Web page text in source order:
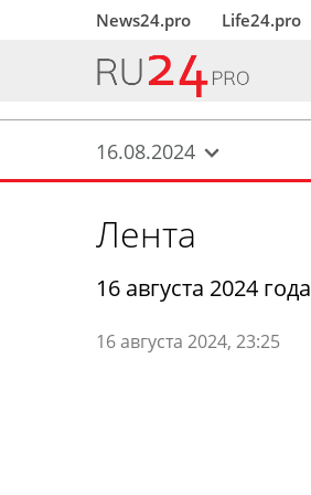
News24.pro Life24.pro
16.08.2024
Лента
16 августа 2024 года
16 августа 2024, 23:25